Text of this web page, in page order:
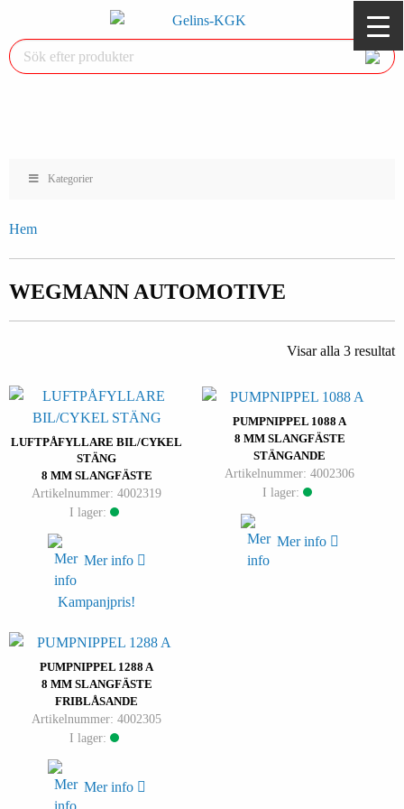
Kategorier
Hem
WEGMANN AUTOMOTIVE
Visar alla 3 resultat
LUFTPÅFYLLARE BIL/CYKEL
STÄNG
8 MM SLANGFÄSTE
Artikelnummer: 4002319
I lager:
Mer info
Kampanjpris!
PUMPNIPPEL 1088 A
8 MM SLANGFÄSTE
STÄNGANDE
Artikelnummer: 4002306
I lager:
Mer info
PUMPNIPPEL 1288 A
8 MM SLANGFÄSTE
FRIBLÅSANDE
Artikelnummer: 4002305
I lager:
Mer info